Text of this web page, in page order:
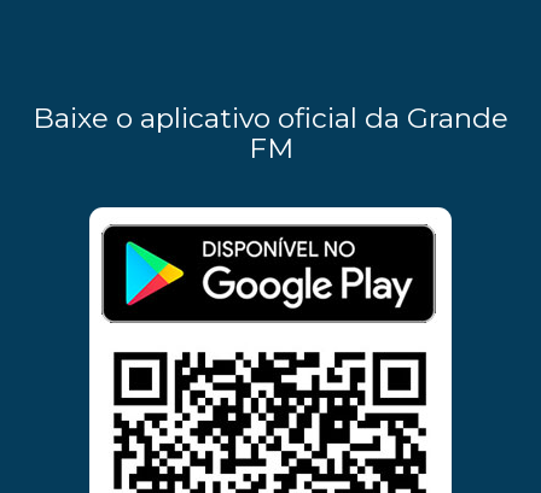
Baixe o aplicativo oficial da Grande
FM